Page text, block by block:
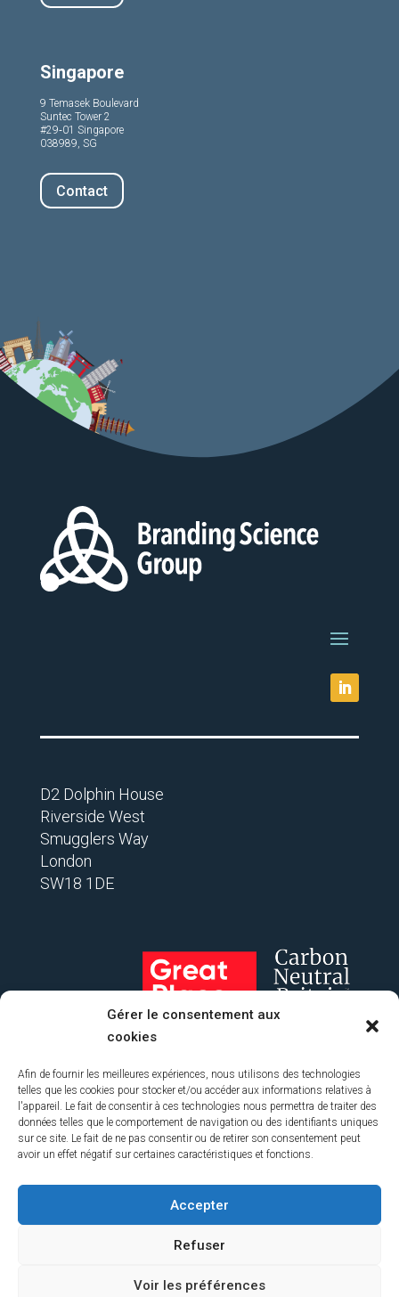
Gérer le consentement aux
cookies
Afin de fournir les meilleures expériences, nous utilisons des technologies
telles que les cookies pour stocker et/ou accéder aux informations relatives à
l'appareil. Le fait de consentir à ces technologies nous permettra de traiter des
données telles que le comportement de navigation ou des identifiants uniques
sur ce site. Le fait de ne pas consentir ou de retirer son consentement peut
avoir un effet négatif sur certaines caractéristiques et fonctions.
Accepter
Refuser
Voir les préférences
Singapore
9 Temasek Boulevard
Suntec Tower 2
#29‑01 Singapore
038989, SG
Contact
D2 Dolphin House
Riverside West
Smugglers Way
London
SW18 1DE
© Copyright 2026 Branding Science (UK) Limited.
Prenez une longueur d'avance avec
Brand Plan IQ™
Découvrez notre outil d'analyse du plan de marque externe
En savoir plus